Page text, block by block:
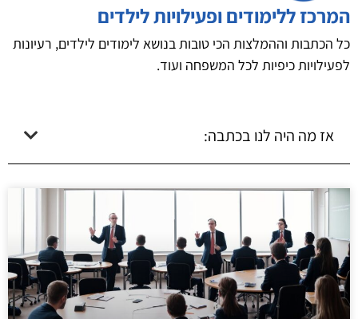
המרכז ללימודים ופעילויות לילדים
כל הכתבות וההמלצות הכי טובות בנושא לימודים לילדים, רעיונות
לפעילויות כיפיות לכל המשפחה ועוד.
אז מה היה לנו בכתבה: